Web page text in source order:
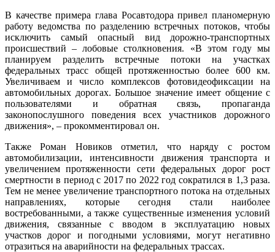
В качестве примера глава Росавтодора привел планомерную
работу ведомства по разделению встречных потоков, чтобы
исключить самый опасный вид дорожно-транспортных
происшествий – лобовые столкновения. «В этом году мы
планируем разделить встречные потоки на участках
федеральных трасс общей протяженностью более 600 км.
Увеличиваем и число комплексов фотовидеофиксации на
автомобильных дорогах. Большое значение имеет общение с
пользователями и обратная связь, пропаганда
законопослушного поведения всех участников дорожного
движения», – прокомментировал он.
Также Роман Новиков отметил, что наряду с ростом
автомобилизации, интенсивности движения транспорта и
увеличением протяженности сети федеральных дорог рост
смертности в период с 2017 по 2022 год сократился в 1,3 раза.
Тем не менее увеличение транспортного потока на отдельных
направлениях, которые сегодня стали наиболее
востребованными, а также существенные изменения условий
движения, связанные с вводом в эксплуатацию новых
участков дорог и погодными условиями, могут негативно
отразиться на аварийности на федеральных трассах.